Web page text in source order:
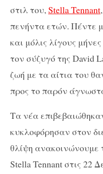
στιλ του, Stella Tennant
πενήντα ετών. Πέντε
και μόλις λίγους
τον σύζυγό της David
ζωή με τα αίτια του
προς το παρόν
Τα νέα
κυκλοφόρησαν στον
θλίψη ανακοινώνουμε
Stella Tennant στις 22